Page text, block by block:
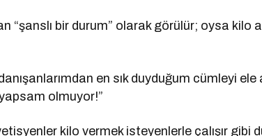
“şanslı bir durum” olarak görülür; oysa
en sık duyduğum cümleyi
olmuyor!”
kilo vermek isteyenlerle çalışır gibi